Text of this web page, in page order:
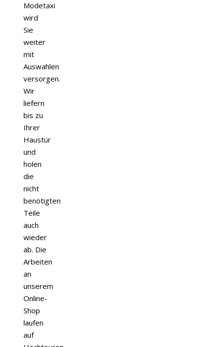
Modetaxi
wird
Sie
weiter
mit
Auswahlen
versorgen.
Wir
liefern
bis zu
Ihrer
Haustür
und
holen
die
nicht
benötigten
Teile
auch
wieder
ab. Die
Arbeiten
an
unserem
Online-
Shop
laufen
auf